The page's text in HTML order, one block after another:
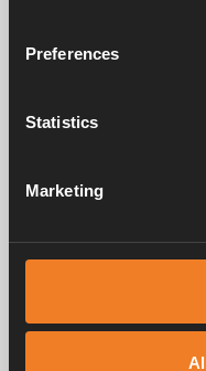
Preferences
Statistics
Marketing